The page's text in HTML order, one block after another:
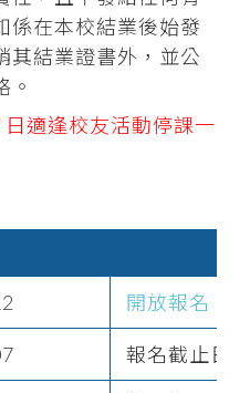
係在本校結業後始發
其結業證書外，並公
。
適逢校友活動停課一
開放報名
報名截止日